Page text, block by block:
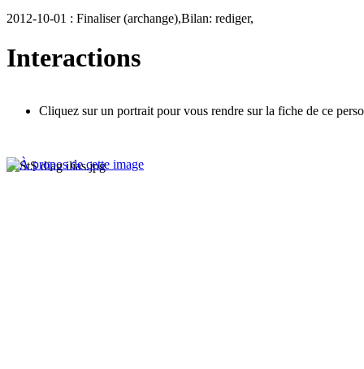
2012-10-01 : Finaliser (archange),Bilan: rediger,
Interactions
Cliquez sur un portrait pour vous rendre sur la fiche de ce